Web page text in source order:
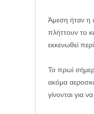
Άμεση ήταν η
πλήττουν το
εκκενωθεί
Το πρωί
ακόμα
γίνονται για